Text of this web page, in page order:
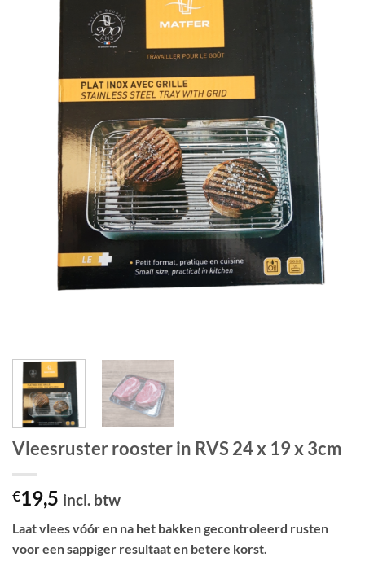
Vleesruster rooster in RVS 24 x 19 x 3cm
€19,5 incl. btw
Laat vlees vóór en na het bakken gecontroleerd rusten
voor een sappiger resultaat en betere korst.